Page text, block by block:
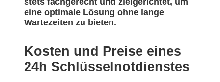
stets fachgerecht und zielgerichtet, um
eine optimale Lösung ohne lange
Wartezeiten zu bieten.
Kosten und Preise eines
24h Schlüsselnotdienstes